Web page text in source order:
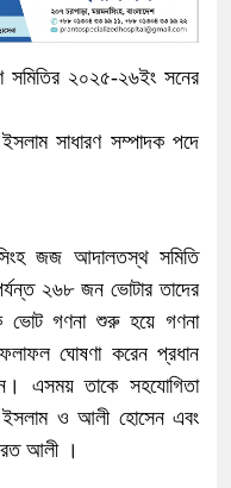
সমিতির ২০২৫-২৬ইং সনের
ইসলাম সাধারণ সম্পাদক পদে
জজ আদালতস্থ সমিতি
২৬৮ জন ভোটার তাদের
ভোট গণনা শুরু হয়ে গণনা
ঘোষণা করেন প্রধান
এসময় তাকে সহযোগিতা
ইসলাম ও আলী হোসেন এবং
আলী ।